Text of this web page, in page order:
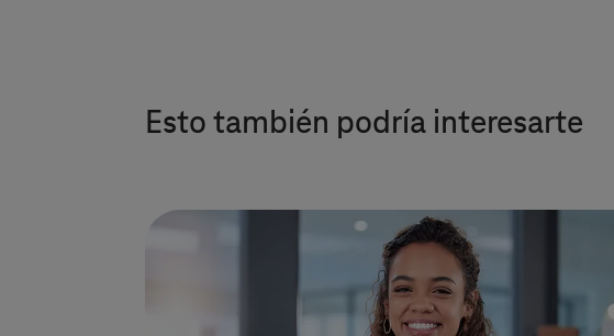
Esto también podría interesarte